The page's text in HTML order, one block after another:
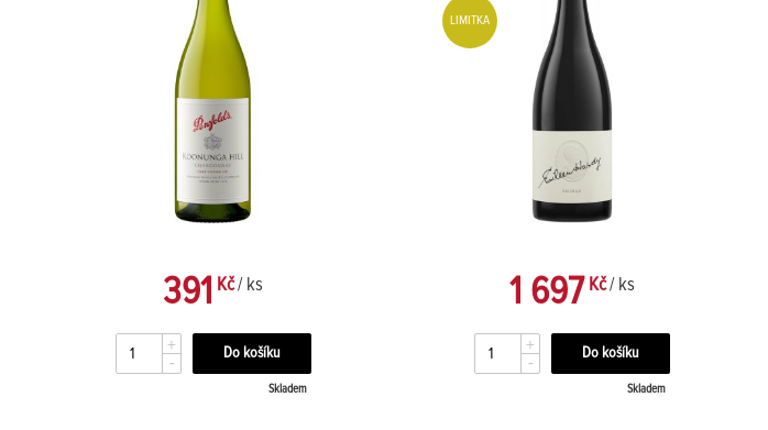
391 Kč/ ks
+
-
Skladem
LIMITKA
1 697Kč/ ks
+
-
Skladem